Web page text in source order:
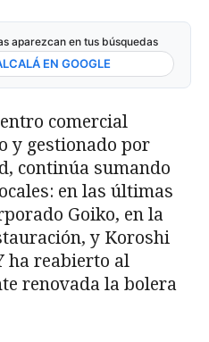
aparezcan en tus búsquedas
EN GOOGLE
comercial
y gestionado por
continúa sumando
en las últimas
Goiko, en la
y Koroshi
ha reabierto al
renovada la bolera